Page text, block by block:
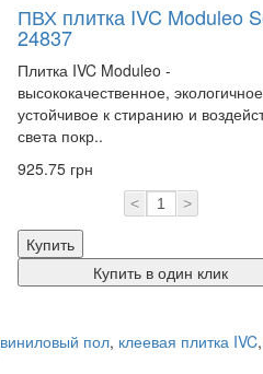
ПВХ плитка IVC Moduleo
24837
Плитка IVC Moduleo -
высококачественное,
устойчивое к стиранию и
света покр..
925.75 грн
< >
Купить
Купить в один клик
виниловый пол, клеевая плитка IVC,